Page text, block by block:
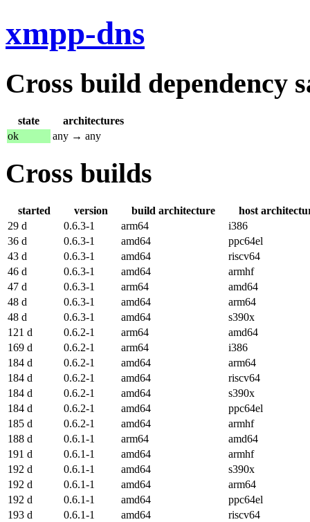
xmpp-dns
Cross build dependency
state
architectures
ok
any → any
Cross builds
started version build architecture
host
29 d
0.6.3-1 arm64
i386
36 d
0.6.3-1 amd64
ppc64el
43 d
0.6.3-1 amd64
riscv64
46 d
0.6.3-1 amd64
armhf
47 d
0.6.3-1 arm64
amd64
48 d
0.6.3-1 amd64
arm64
48 d
0.6.3-1 amd64
s390x
121 d
0.6.2-1 arm64
amd64
169 d
0.6.2-1 arm64
i386
184 d
0.6.2-1 amd64
arm64
184 d
0.6.2-1 amd64
riscv64
184 d
0.6.2-1 amd64
s390x
184 d
0.6.2-1 amd64
ppc64el
185 d
0.6.2-1 amd64
armhf
188 d
0.6.1-1 arm64
amd64
191 d
0.6.1-1 amd64
armhf
192 d
0.6.1-1 amd64
s390x
192 d
0.6.1-1 amd64
arm64
192 d
0.6.1-1 amd64
ppc64el
193 d
0.6.1-1 amd64
riscv64